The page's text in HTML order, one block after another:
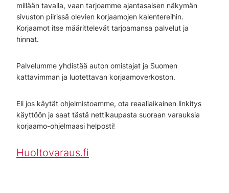
millään tavalla, vaan tarjoamme ajantasaisen näkymän
sivuston piirissä olevien korjaamojen kalentereihin.
Korjaamot itse määrittelevät tarjoamansa palvelut ja
hinnat.
Palvelumme yhdistää auton omistajat ja Suomen
kattavimman ja luotettavan korjaamoverkoston.
Eli jos käytät ohjelmistoamme, ota reaaliaikainen linkitys
käyttöön ja saat tästä nettikaupasta suoraan varauksia
korjaamo-ohjelmaasi helposti!
Huoltovaraus.fi